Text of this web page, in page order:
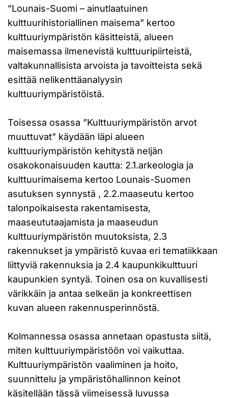
”Lounais-Suomi – ainutlaatuinen
kulttuurihistoriallinen maisema” kertoo
kulttuuriympäristön käsitteistä, alueen
maisemassa ilmenevistä kulttuuripiirteistä,
valtakunnallisista arvoista ja tavoitteista sekä
esittää nelikenttäanalyysin
kulttuuriympäristöistä.
Toisessa osassa ”Kulttuuriympäristön arvot
muuttuvat” käydään läpi alueen
kulttuuriympäristön kehitystä neljän
osakokonaisuuden kautta: 2.1.arkeologia ja
kulttuurimaisema kertoo Lounais-Suomen
asutuksen synnystä , 2.2.maaseutu kertoo
talonpoikaisesta rakentamisesta,
maaseututaajamista ja maaseudun
kulttuuriympäristön muutoksista, 2.3
rakennukset ja ympäristö kuvaa eri tematiikkaan
liittyviä rakennuksia ja 2.4 kaupunkikulttuuri
kaupunkien syntyä. Toinen osa on kuvallisesti
värikkäin ja antaa selkeän ja konkreettisen
kuvan alueen rakennusperinnöstä.
Kolmannessa osassa annetaan opastusta siitä,
miten kulttuuriympäristöön voi vaikuttaa.
Kulttuuriympäristön vaaliminen ja hoito,
suunnittelu ja ympäristöhallinnon keinot
käsitellään tässä viimeisessä luvussa